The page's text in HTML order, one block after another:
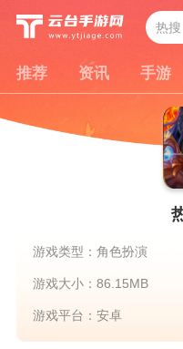
推荐 资讯 手游
游戏类型：角色扮演
游戏大小：86.15MB
游戏平台：安卓